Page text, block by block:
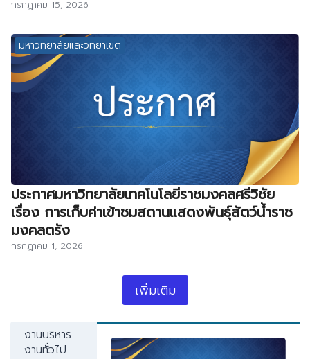
กรกฎาคม 15, 2026
มหาวิทยาลัยและวิทยาเขต
ประกาศมหาวิทยาลัยเทคโนโลยีราชมงคลศรีวิชัย
เรื่อง การเก็บค่าเข้าชมสถานแสดงพันธุ์สัตว์น้ำราช
มงคลตรัง
กรกฎาคม 1, 2026
เพิ่มเติม
งานบริหาร
งานทั่วไป